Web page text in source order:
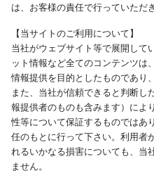
は、お客様の責任で行っていただ
【当サイトのご利用について】
当社がウェブサイト等で展開して
ット情報など全てのコンテンツは
情報提供を目的としたものであり
また、当社が信頼できると判断し
報提供者のものも含みます）によ
性等について保証するものではあ
任のもとに行って下さい。利用者
れるいかなる損害についても、当
ません。